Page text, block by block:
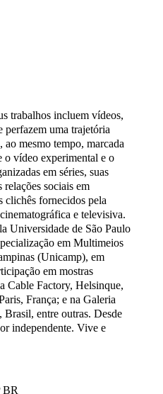
trabalhos incluem vídeos,
perfazem uma trajetória
mesmo tempo, marcada
o vídeo experimental e o
em séries, suas
sociais em
clichês fornecidos pela
e televisiva.
Universidade de São Paulo
em Multimeios
(Unicamp), em
em mostras
Cable Factory, Helsinque,
França; e na Galeria
entre outras. Desde
independente. Vive e
BR